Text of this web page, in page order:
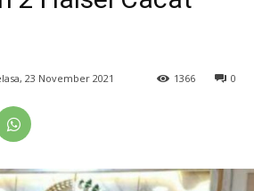
23 November 2021 0
1366